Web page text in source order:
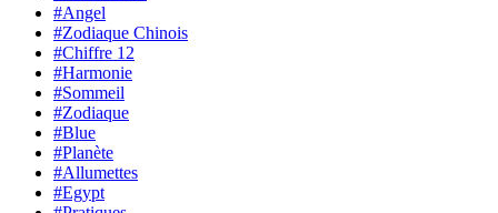
#Angel
#Zodiaque Chinois
#Chiffre 12
#Harmonie
#Sommeil
#Zodiaque
#Blue
#Planète
#Allumettes
#Egypt